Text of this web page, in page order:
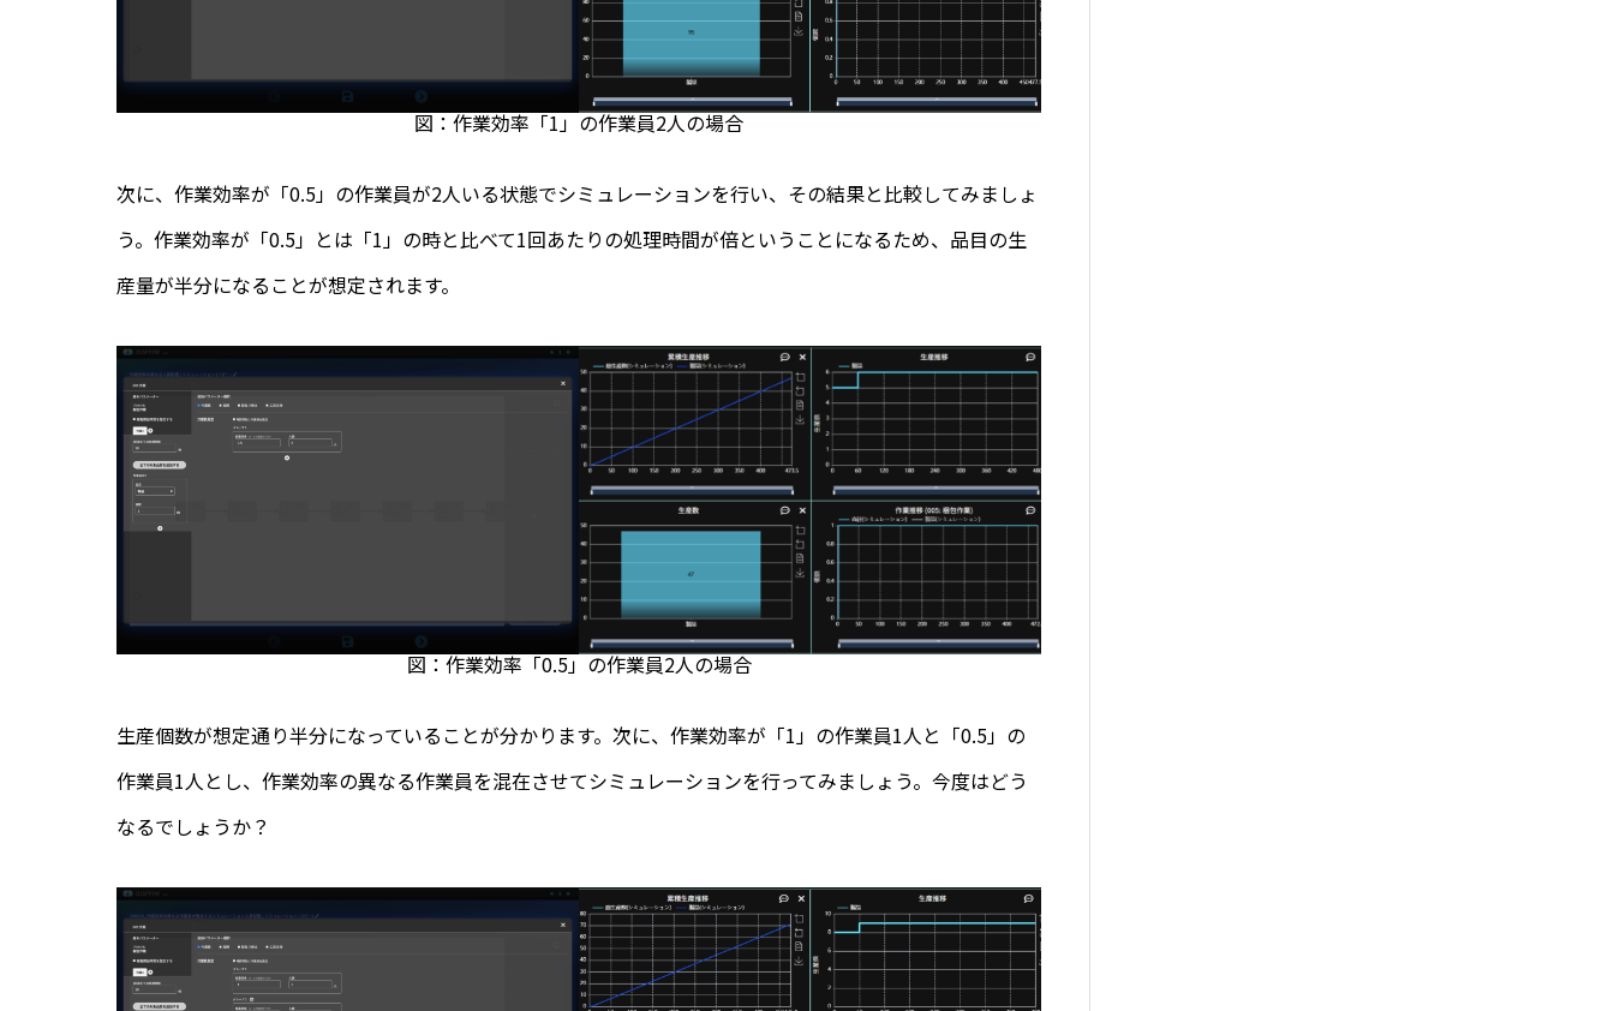
図：作業効率「1」の作業員2人の場合
次に、作業効率が「0.5」の作業員が2人いる状態でシミュレーションを行い、その結果と比較してみましょ
う。作業効率が「0.5」とは「1」の時と比べて1回あたりの処理時間が倍ということになるため、品目の生
産量が半分になることが想定されます。
図：作業効率「0.5」の作業員2人の場合
生産個数が想定通り半分になっていることが分かります。次に、作業効率が「1」の作業員1人と「0.5」の
作業員1人とし、作業効率の異なる作業員を混在させてシミュレーションを行ってみましょう。今度はどう
なるでしょうか？